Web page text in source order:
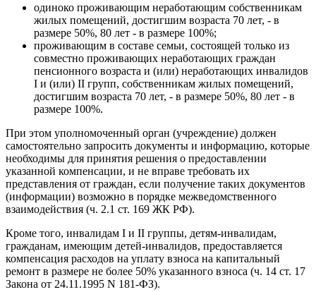
одиноко проживающим неработающим собственникам
жилых помещений, достигшим возраста 70 лет, - в
размере 50%, 80 лет - в размере 100%;
проживающим в составе семьи, состоящей только из
совместно проживающих неработающих граждан
пенсионного возраста и (или) неработающих инвалидов
I и (или) II групп, собственникам жилых помещений,
достигшим возраста 70 лет, - в размере 50%, 80 лет - в
размере 100%.
При этом уполномоченный орган (учреждение) должен
самостоятельно запросить документы и информацию, которые
необходимы для принятия решения о предоставлении
указанной компенсации, и не вправе требовать их
представления от граждан, если получение таких документов
(информации) возможно в порядке межведомственного
взаимодействия (ч. 2.1 ст. 169 ЖК РФ).
Кроме того, инвалидам I и II группы, детям-инвалидам,
гражданам, имеющим детей-инвалидов, предоставляется
компенсация расходов на уплату взноса на капитальный
ремонт в размере не более 50% указанного взноса (ч. 14 ст. 17
Закона от 24.11.1995 N 181-ФЗ).